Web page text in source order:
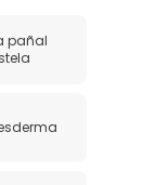
pañal